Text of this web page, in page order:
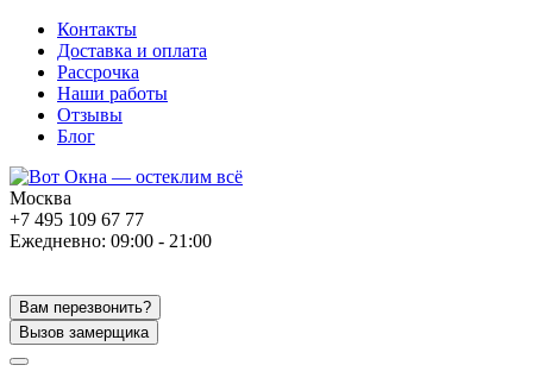
Контакты
Доставка и оплата
Рассрочка
Наши работы
Отзывы
Блог
Москва
+7 495 109 67 77
Ежедневно: 09:00 - 21:00
Вам перезвонить?
Вызов замерщика